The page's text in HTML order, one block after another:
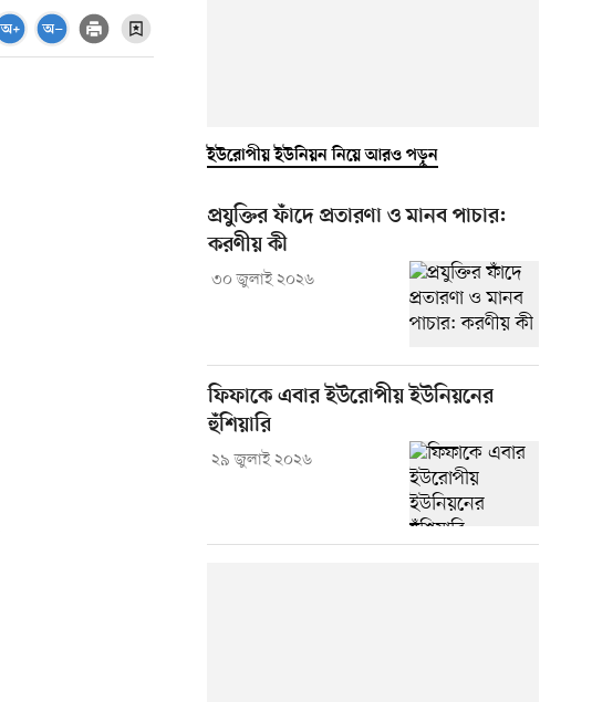
ইউরোপীয় ইউনিয়ন নিয়ে আরও পড়ুন
প্রযুক্তির ফাঁদে প্রতারণা ও মানব পাচার:
করণীয় কী
৩০ জুলাই ২০২৬
ফিফাকে এবার ইউরোপীয় ইউনিয়নের
হুঁশিয়ারি
২৯ জুলাই ২০২৬